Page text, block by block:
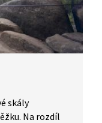
skály
Na rozdíl